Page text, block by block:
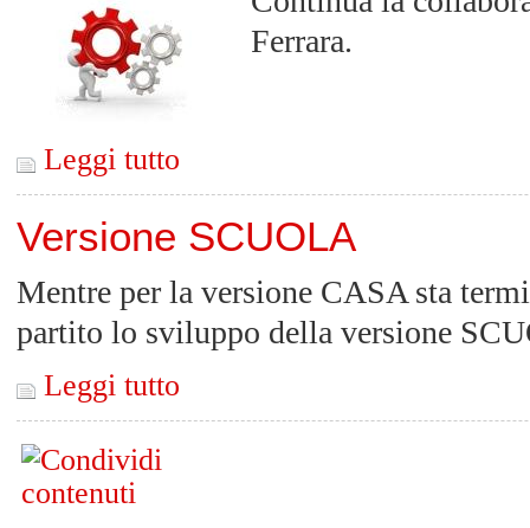
Ferrara.
Leggi tutto
Versione SCUOLA
Mentre per la versione CASA sta
partito lo sviluppo della versione
Leggi tutto